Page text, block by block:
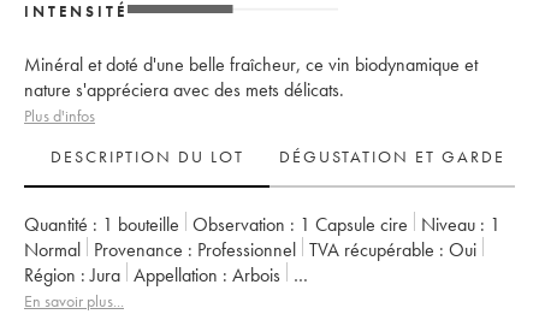
INTENSITÉ
Minéral et doté d'une belle fraîcheur, ce vin biodynamique et
nature s'appréciera avec des mets délicats.
Plus d'infos
DESCRIPTION DU LOT
DÉGUSTATION ET GARDE
Quantité : 1 bouteille Observation : 1 Capsule cire Niveau : 1
Normal
Provenance : professionnel TVA récupérable :
oui
Région : Jura Appellation :
Arbois
Propriétaire :
En savoir plus...